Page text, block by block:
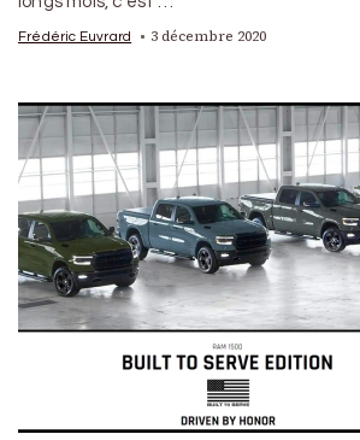
Frédéric Euvrard 3 décembre 2020